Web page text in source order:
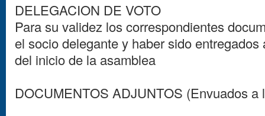
DELEGACION DE VOTO
Para su validez los correspondientes
el socio delegante y haber sido
del inicio de la asamblea
DOCUMENTOS ADJUNTOS (Envuados a